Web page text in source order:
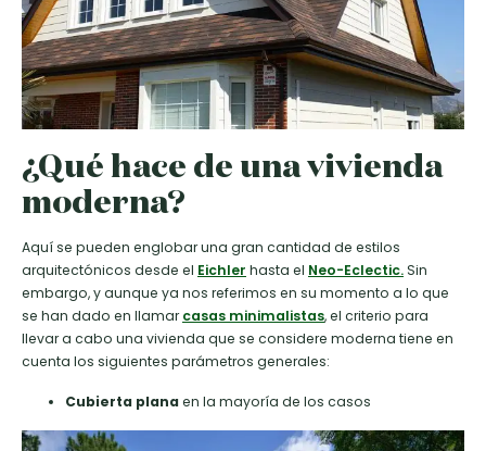
¿Qué hace de una vivienda
moderna?
Aquí se pueden englobar una gran cantidad de estilos
arquitectónicos desde el Eichler hasta el Neo-Eclectic.Sin
embargo, y aunque ya nos referimos en su momento a lo que
se han dado en llamarcasas minimalistas, el criterio para
llevar a cabo una vivienda que se considere moderna tiene en
cuenta los siguientes parámetros generales:
Cubierta planaen la mayoría de los casos